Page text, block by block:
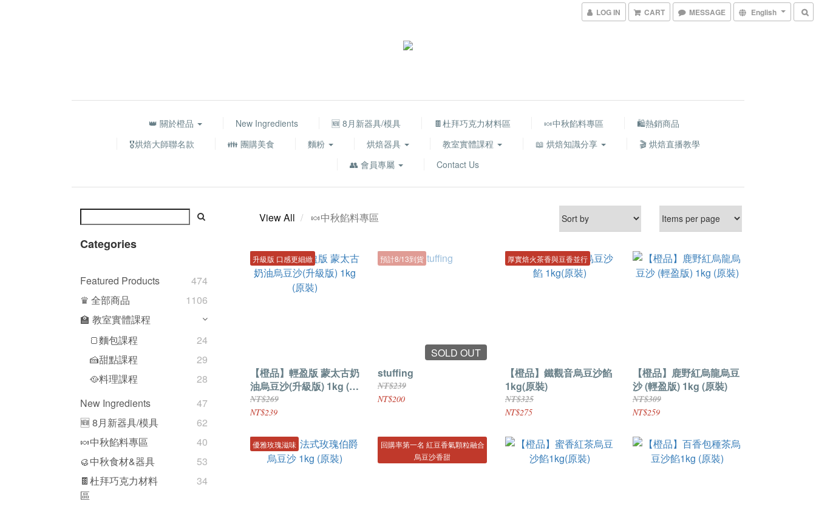
LOG IN CART MESSAGE English
👑 關於橙品 New Ingredients 🆕 8月新器具/模具 🍫杜拜巧克力材料區 🍬中秋餡料專區
🛍熱銷商品
🎖️烘焙大師聯名款
👪 團購美食 麵粉 烘焙器具 教室實體課程 📖 烘焙知識分享
🎬 烘焙直播教學
👥 會員專屬
Contact Us
Categories
Featured Products
474
♛ 全部商品
1106
🏫 教室實體課程
🍞麵包課程
24
🍰甜點課程
29
🥘料理課程
28
New Ingredients
47
🆕 8月新器具/模具
62
🍬中秋餡料專區
40
🥮中秋食材&器具
53
🍫杜拜巧克力材料
區
34
View All 🍬中秋餡料專區
升級版 口感更細緻
【橙品】輕盈版 蒙太古奶
油烏豆沙(升級版) 1kg (原
裝)
NT$269
NT$239
預計8/13到貨
SOLD OUT
stuffing
NT$239
NT$200
厚實焙火茶香與豆香並行
【橙品】鐵觀音烏豆沙餡
1kg(原裝)
NT$325
NT$275
【橙品】鹿野紅烏龍烏豆
沙 (輕盈版) 1kg (原裝)
NT$309
NT$259
優雅玫瑰滋味
回購率第一名 紅豆香氣顆粒融合
烏豆沙香甜